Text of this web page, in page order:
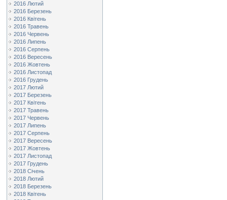
2016 Лютий
2016 Березень
2016 Квітень
2016 Травень
2016 Червень
2016 Липень
2016 Серпень
2016 Вересень
2016 Жовтень
2016 Листопад
2016 Грудень
2017 Лютий
2017 Березень
2017 Квітень
2017 Травень
2017 Червень
2017 Липень
2017 Серпень
2017 Вересень
2017 Жовтень
2017 Листопад
2017 Грудень
2018 Січень
2018 Лютий
2018 Березень
2018 Квітень